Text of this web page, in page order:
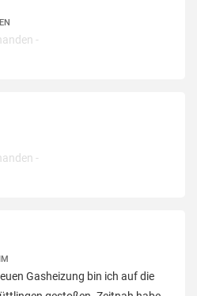
-
-
Gasheizung bin ich auf die